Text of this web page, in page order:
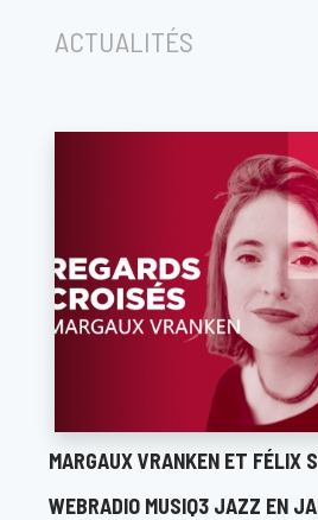
ACTUALITÉS
MARGAUX VRANKEN ET FÉLIX
WEBRADIO MUSIQ3 JAZZ EN